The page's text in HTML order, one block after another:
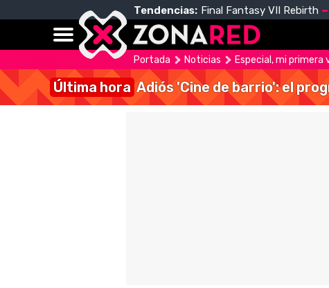
Tendencias: Final Fantasy VII Rebirth
Portada Noticias Especial, mi
Última hora Adiós 'Cine de barrio': el